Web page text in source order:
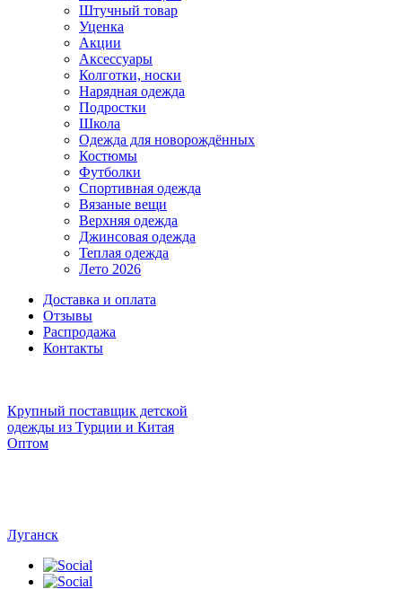
Штучный товар
Уценка
Акции
Аксессуары
Колготки, носки
Нарядная одежда
Подростки
Школа
Одежда для новорождённых
Костюмы
Футболки
Спортивная одежда
Вязаные вещи
Верхняя одежда
Джинсовая одежда
Теплая одежда
Лето 2026
Доставка и оплата
Отзывы
Распродажа
Контакты
Крупный поставщик детской
одежды из Турции и Китая
Оптом
Луганск